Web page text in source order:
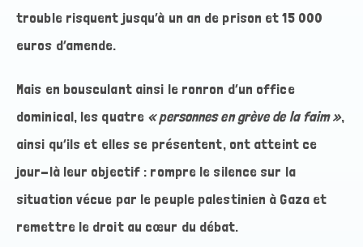
trouble risquent jusqu’à un an de prison et 15 000
euros d’amende.
Mais en bousculant ainsi le ronron d’un office
dominical, les quatre « personnes en grève de la faim »,
ainsi qu’ils et elles se présentent, ont atteint ce
jour-là leur objectif : rompre le silence sur la
situation vécue par le peuple palestinien à Gaza et
remettre le droit au cœur du débat.